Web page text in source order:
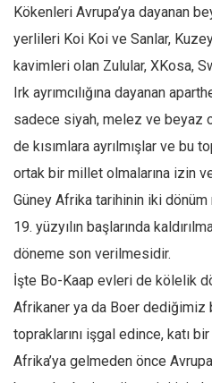
Ömer Kayani
Yusuf Armağan
Hasanali Yıldırım
Leyla Şerif Emin
Selçuk Türkyılmaz
Mehmet Ali Tekin
Abir E. Nahas
Amina S. Jenenkovic
Bağdagül Öz
Esra Elönü
» Yazar arşivi
Bu Sayı
Tüm Sayılar
Kökenleri Avrupa’ya dayanan
yerlileri Koi Koi ve Sanlar,
kavimleri olan Zulular, XKosa,
Irk ayrımcılığına dayanan
sadece siyah, melez ve beyaz
de kısımlara ayrılmışlar ve bu
ortak bir millet olmalarına izin
Güney Afrika tarihinin iki
19. yüzyılın başlarında
döneme son verilmesidir.
İşte Bo-Kaap evleri de kölelik
Afrikaner ya da Boer dediğimiz
topraklarını işgal edince, katı
Afrika’ya gelmeden önce